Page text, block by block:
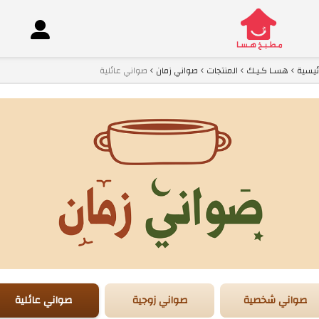
هسـا كـيـك المنتجات صواني زمان صواني عائلية
صواني شخصية صواني زوجية صواني عائلية